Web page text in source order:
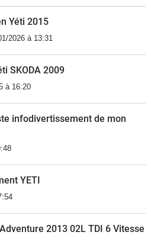
Yéti 2015
2026 à 13:31
SKODA 2009
à 16:20
infodivertissement de mon
YETI
2013 02L TDI 6 Vitesse